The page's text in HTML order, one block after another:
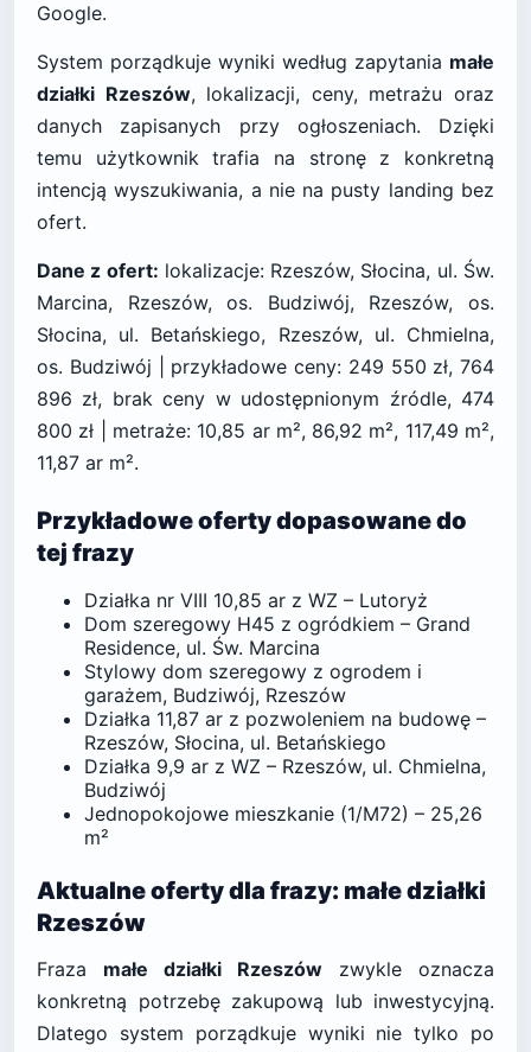
Google.
System porządkuje wyniki według zapytania małe
działki Rzeszów, lokalizacji, ceny, metrażu oraz
danych zapisanych przy ogłoszeniach. Dzięki
temu użytkownik trafia na stronę z konkretną
intencją wyszukiwania, a nie na pusty landing bez
ofert.
Dane z ofert: lokalizacje: Rzeszów, Słocina, ul. Św.
Marcina, Rzeszów, os. Budziwój, Rzeszów, os.
Słocina, ul. Betańskiego, Rzeszów, ul. Chmielna,
os. Budziwój | przykładowe ceny: 249 550 zł, 764
896 zł, brak ceny w udostępnionym źródle, 474
800 zł | metraże: 10,85 ar m², 86,92 m², 117,49 m²,
11,87 ar m².
Przykładowe oferty dopasowane do
tej frazy
Działka nr VIII 10,85 ar z WZ – Lutoryż
Dom szeregowy H45 z ogródkiem – Grand
Residence, ul. Św. Marcina
Stylowy dom szeregowy z ogrodem i
garażem, Budziwój, Rzeszów
Działka 11,87 ar z pozwoleniem na budowę –
Rzeszów, Słocina, ul. Betańskiego
Działka 9,9 ar z WZ – Rzeszów, ul. Chmielna,
Budziwój
Jednopokojowe mieszkanie (1/M72) – 25,26
m²
Aktualne oferty dla frazy: małe działki
Rzeszów
Fraza małe działki Rzeszów zwykle oznacza
konkretną potrzebę zakupową lub inwestycyjną.
Dlatego system porządkuje wyniki nie tylko po